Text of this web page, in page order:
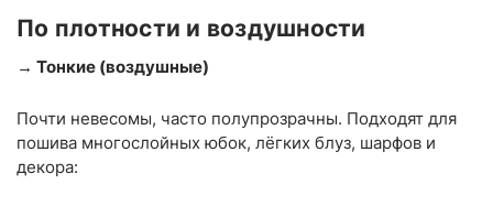
По плотности и воздушности
→ Тонкие (воздушные)
Почти невесомы, часто полупрозрачны. Подходят для
пошива многослойных юбок, лёгких блуз, шарфов и
декора: